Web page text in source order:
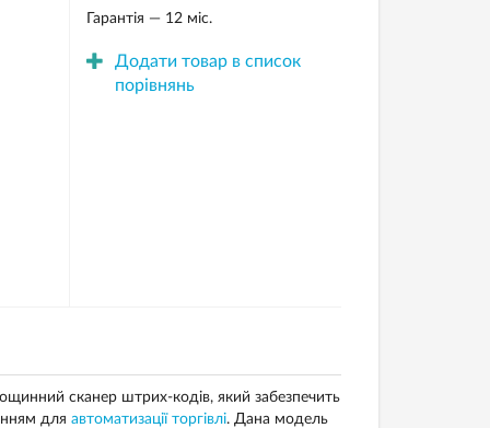
Гарантія — 12 міс.
Додати товар в список
порівнянь
сканер штрих-кодів, який забезпечить
для автоматизації торгівлі. Дана модель